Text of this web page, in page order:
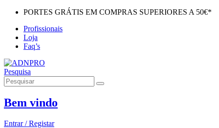
PORTES GRÁTIS EM COMPRAS SUPERIORES A 50€*
Profissionais
Loja
Faq’s
Pesquisa
Bem vindo
Entrar / Registar